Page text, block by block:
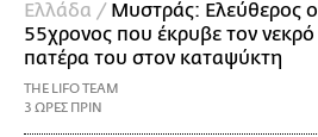
Ελλάδα / Μυστράς: Ελεύθερος ο
55χρονος που έκρυβε τον νεκρό
πατέρα του στον καταψύκτη
THE LIFO TEAM
3 ΩΡΕΣ ΠΡΙΝ